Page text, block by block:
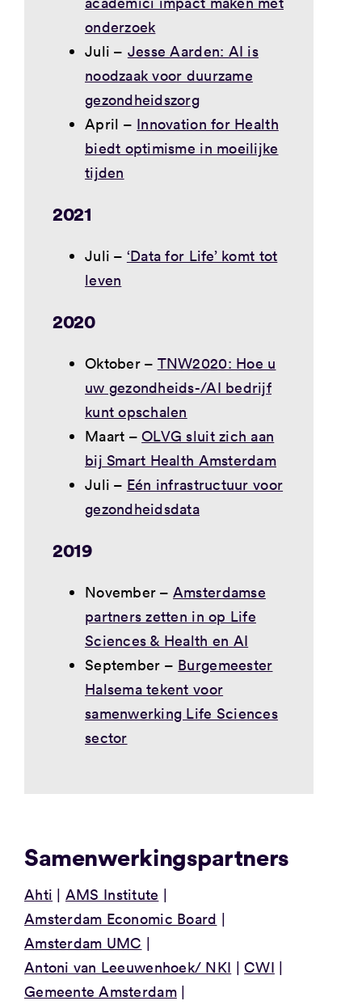
onderzoek
Juli – Jesse Aarden: AI is
noodzaak voor duurzame
gezondheidszorg
April – Innovation for Health
biedt optimisme in moeilijke
tijden
2021
Juli – ‘Data for Life’ komt tot
leven
2020
Oktober – TNW2020: Hoe u
uw gezondheids-/AI bedrijf
kunt opschalen
Maart –OLVG sluit zich aan
bij Smart Health Amsterdam
Juli – Eén infrastructuur voor
gezondheidsdata
2019
November – Amsterdamse
partners zetten in op Life
Sciences & Health en AI
September – Burgemeester
Halsema tekent voor
samenwerking Life Sciences
sector
Samenwerkingspartners
Ahti
AMS Institute
Amsterdam Economic Board
Amsterdam UMC
Antoni van Leeuwenhoek/ NKI
CWI
Gemeente Amsterdam